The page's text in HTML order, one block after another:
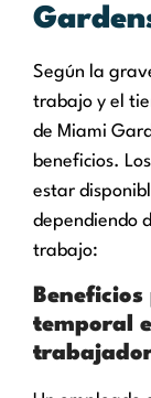
Según la
trabajo y el
de Miami
beneficios.
estar
dependiendo
trabajo:
temporal